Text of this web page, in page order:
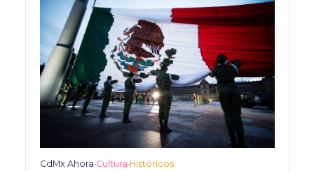
CdMx Ahora•Cultura•Históricos